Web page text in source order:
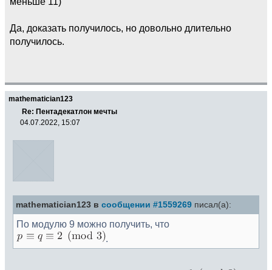
Да, доказать получилось, но довольно длительно
получилось.
mathematician123
Re: Пентадекатлон мечты
04.07.2022, 15:07
mathematician123 в сообщении #1559269 писал(а):
По модулю 9 можно получить, что
.